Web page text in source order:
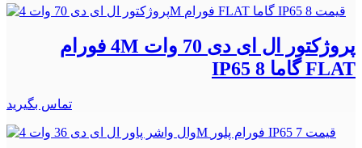
پروژکتور ال ای دی 70 وات 4M فورام
FLAT گاما IP65 8
تماس بگیرید